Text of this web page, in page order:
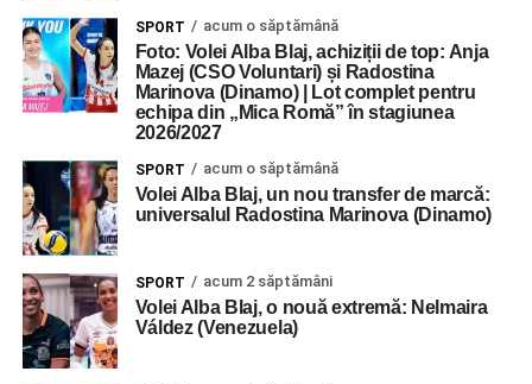
SPORT acum o săptămână
Foto: Volei Alba Blaj, achiziții de top: Anja
Mazej (CSO Voluntari) și Radostina
Marinova (Dinamo) | Lot complet pentru
echipa din „Mica Romă” în stagiunea
2026/2027
SPORT acum o săptămână
Volei Alba Blaj, un nou transfer de marcă:
universalul Radostina Marinova (Dinamo)
SPORT acum 2 săptămâni
Volei Alba Blaj, o nouă extremă: Nelmaira
Váldez (Venezuela)